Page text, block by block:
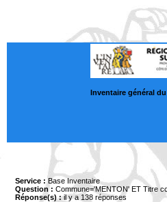
Inventaire général du
Service : Base Inventaire
Question : Commune='MENTON' ET Titre
Réponse(s) :il y a 138 réponses